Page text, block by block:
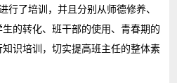
行了培训，并且分别从师德修养、
的转化、班干部的使用、青春期的
识培训，切实提高班主任的整体素